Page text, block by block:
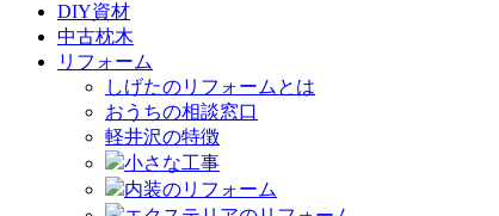
DIY資材
中古枕木
リフォーム
しげたのリフォームとは
おうちの相談窓口
軽井沢の特徴
小さな工事
内装のリフォーム